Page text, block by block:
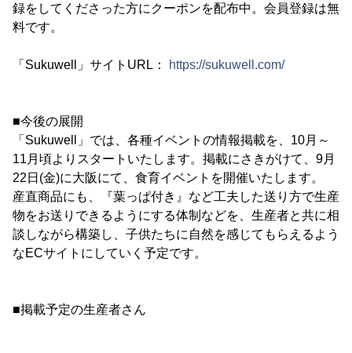
録をしてくださった方にクーポンを配布中。会員登録は無
料です。
「Sukuwell」サイトURL： https://sukuwell.com/
■今後の展開
「Sukuwell」では、各種イベントの情報掲載を、10月～
11月頃よりスタートいたします。掲載にさきがけて、9月
22日(金)に大阪にて、食育イベントを開催いたします。
産直商品にも、『葉っぱ付き』など工夫した送り方で生産
物をお送りできるようにする体制などを、生産者と共に相
談しながら構築し、子供たちに自然を感じてもらえるよう
なECサイトにしていく予定です。
■掲載予定の生産者さん